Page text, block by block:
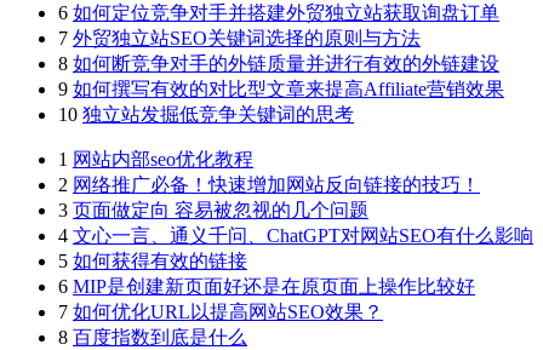
6 如何定位竞争对手并搭建外贸独立站获取询盘订单
7 外贸独立站SEO关键词选择的原则与方法
8 如何断竞争对手的外链质量并进行有效的外链建设
9 如何撰写有效的对比型文章来提高Affiliate营销效果
10 独立站发掘低竞争关键词的思考
1 网站内部seo优化教程
2 网络推广必备！快速增加网站反向链接的技巧！
3 页面做定向 容易被忽视的几个问题
4 文心一言、通义千问、ChatGPT对网站SEO有什么影响
5 如何获得有效的链接
6 MIP是创建新页面好还是在原页面上操作比较好
7 如何优化URL以提高网站SEO效果？
8 百度指数到底是什么